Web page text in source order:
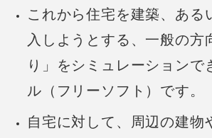
これから住宅を建築、ある
入しようとする、一般の方
り」をシミュレーションで
ル（フリーソフト）です。
自宅に対して、周辺の建物